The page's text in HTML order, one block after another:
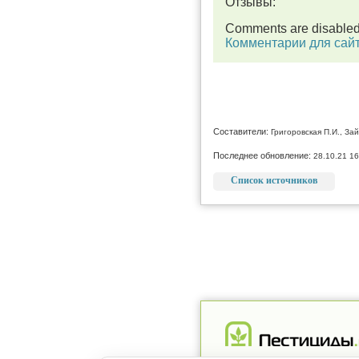
Comments are disabled
Комментарии для
Составители: Григоровская П.И.,
Последнее обновление: 28.10.21
Список источников